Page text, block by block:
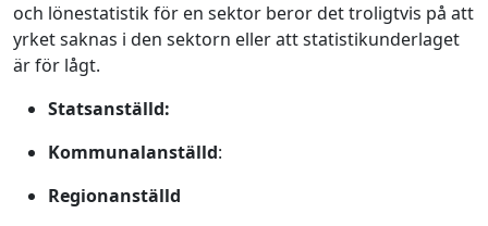
och lönestatistik för en sektor beror det troligtvis på att
yrket saknas i den sektorn eller att statistikunderlaget
är för lågt.
Statsanställd:
Kommunalanställd:
Regionanställd